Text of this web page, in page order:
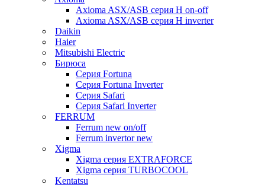
Axioma ASX/ASB серия Н on-off
Axioma ASX/ASB серия Н inverter
Daikin
Haier
Mitsubishi Electric
Бирюса
Серия Fortuna
Серия Fortuna Inverter
Серия Safari
Серия Safari Inverter
FERRUM
Ferrum new on/off
Ferrum invertor new
Xigma
Xigma серия EXTRAFORCE
Xigma серия TURBOCOOL
Kentatsu